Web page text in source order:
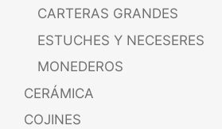
CARTERAS GRANDES
ESTUCHES Y NECESERES
MONEDEROS
CERÁMICA
COJINES